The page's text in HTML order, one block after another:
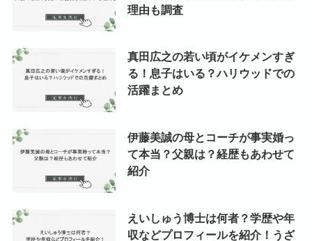
理由も調査
真田広之の若い頃がイケメンすぎ
る！息子はいる？ハリウッドでの
活躍まとめ
伊藤美誠の母とコーチが事実婚っ
て本当？父親は？経歴もあわせて
紹介
えいしゅう博士は何者？学歴や年
収などプロフィールを紹介！うざ